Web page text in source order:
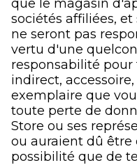
que le magasin
sociétés affiliées,
ne seront pas
vertu d'une
responsabilité
indirect,
exemplaire que
toute perte de
Store ou ses
ou auraient dû être
possibilité que de